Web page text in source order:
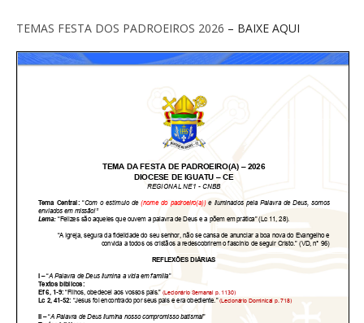
TEMAS FESTA DOS PADROEIROS 2026 – BAIXE AQUI